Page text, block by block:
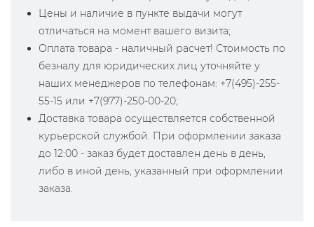
Цены и наличие в пункте выдачи могут
отличаться на момент вашего визита;
Оплата товара - наличный расчет! Стоимость по
безналу для юридических лиц уточняйте у
наших менеджеров по телефонам: +7(495)-255-
55-15 или +7(977)-250-00-20;
Доставка товара осуществляется собственной
курьерской службой. При оформлении заказа
до 12:00 - заказ будет доставлен день в день,
либо в иной день, указанный при оформлении
заказа.